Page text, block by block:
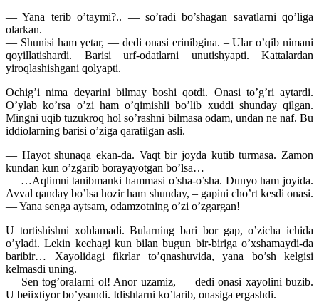
— Yana terib o’taymi?.. — so’radi bo’shagan savatlarni qo’liga
olarkan.
— Shunisi ham yetar, — dedi onasi erinibgina. – Ular o’qib nimani
qoyillatishardi. Barisi urf-odatlarni unutishyapti. Kattalardan
yiroqlashishgani qolyapti.
Ochig’i nima deyarini bilmay boshi qotdi. Onasi to’g’ri aytardi.
O’ylab ko’rsa o’zi ham o’qimishli bo’lib xuddi shunday qilgan.
Mingni uqib tuzukroq hol so’rashni bilmasa odam, undan ne naf. Bu
iddiolarning barisi o’ziga qaratilgan asli.
— Hayot shunaqa ekan-da. Vaqt bir joyda kutib turmasa. Zamon
kundan kun o’zgarib borayayotgan bo’lsa…
— …Aqlimni tanibmanki hammasi o’sha-o’sha. Dunyo ham joyida.
Avval qanday bo’lsa hozir ham shunday, – gapini cho’rt kesdi onasi.
— Yana senga aytsam, odamzotning o’zi o’zgargan!
U tortishishni xohlamadi. Bularning bari bor gap, o’zicha ichida
o’yladi. Lekin kechagi kun bilan bugun bir-biriga o’xshamaydi-da
baribir… Xayolidagi fikrlar to’qnashuvida, yana bo’sh kelgisi
kelmasdi uning.
— Sen tog’oralarni ol! Anor uzamiz, — dedi onasi xayolini buzib.
U beiixtiyor bo’ysundi. Idishlarni ko’tarib, onasiga ergashdi.